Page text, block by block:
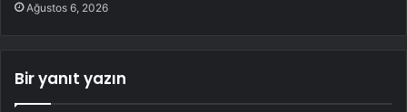
Ağustos 6, 2026
Bir yanıt yazın